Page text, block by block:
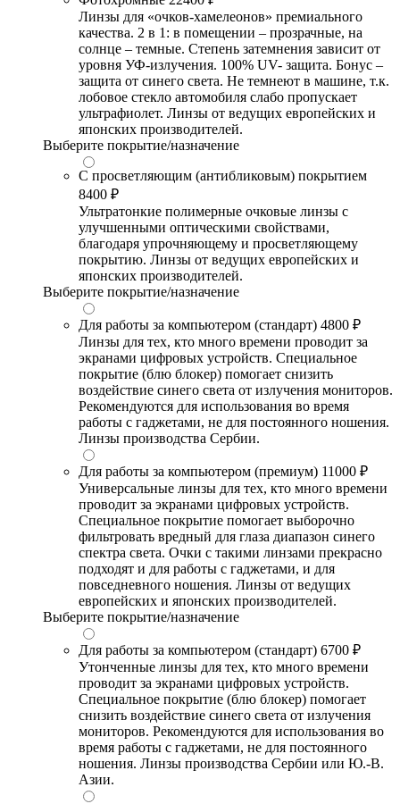
Линзы для «очков-хамелеонов» премиального
качества. 2 в 1: в помещении – прозрачные, на
солнце – темные. Степень затемнения зависит от
уровня УФ-излучения. 100% UV- защита. Бонус –
защита от синего света. Не темнеют в машине, т.к.
лобовое стекло автомобиля слабо пропускает
ультрафиолет. Линзы от ведущих европейских и
японских производителей.
Выберите покрытие/назначение
С просветляющим (антибликовым) покрытием
8400 ₽
Ультратонкие полимерные очковые линзы с
улучшенными оптическими свойствами,
благодаря упрочняющему и просветляющему
покрытию. Линзы от ведущих европейских и
японских производителей.
Выберите покрытие/назначение
Для работы за компьютером (стандарт) 4800 ₽
Линзы для тех, кто много времени проводит за
экранами цифровых устройств. Специальное
покрытие (блю блокер) помогает снизить
воздействие синего света от излучения мониторов.
Рекомендуются для использования во время
работы с гаджетами, не для постоянного ношения.
Линзы производства Сербии.
Для работы за компьютером (премиум) 11000 ₽
Универсальные линзы для тех, кто много времени
проводит за экранами цифровых устройств.
Специальное покрытие помогает выборочно
фильтровать вредный для глаза диапазон синего
спектра света. Очки с такими линзами прекрасно
подходят и для работы с гаджетами, и для
повседневного ношения. Линзы от ведущих
европейских и японских производителей.
Выберите покрытие/назначение
Для работы за компьютером (стандарт) 6700 ₽
Утонченные линзы для тех, кто много времени
проводит за экранами цифровых устройств.
Специальное покрытие (блю блокер) помогает
снизить воздействие синего света от излучения
мониторов. Рекомендуются для использования во
время работы с гаджетами, не для постоянного
ношения. Линзы производства Сербии или Ю.-В.
Азии.